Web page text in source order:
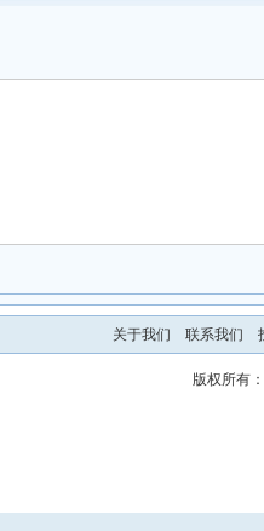
关于我们 联系我们
版权所有：